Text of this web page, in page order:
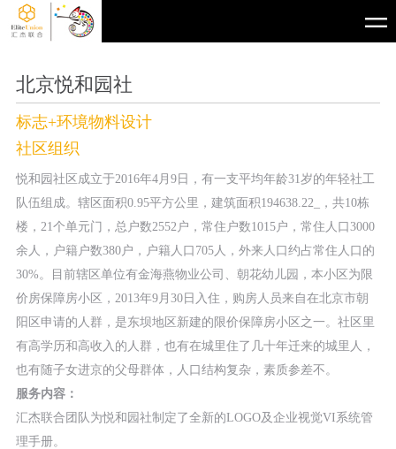
北京悦和园社
标志+环境物料设计
社区组织
悦和园社区成立于2016年4月9日，有一支平均年龄31岁的年轻社工
队伍组成。辖区面积0.95平方公里，建筑面积194638.22_，共10栋
楼，21个单元门，总户数2552户，常住户数1015户，常住人口3000
余人，户籍户数380户，户籍人口705人，外来人口约占常住人口的
30%。目前辖区单位有金海燕物业公司、朝花幼儿园，本小区为限
价房保障房小区，2013年9月30日入住，购房人员来自在北京市朝
阳区申请的人群，是东坝地区新建的限价保障房小区之一。社区里
有高学历和高收入的人群，也有在城里住了几十年迁来的城里人，
也有随子女进京的父母群体，人口结构复杂，素质参差不。
服务内容：
汇杰联合团队为悦和园社制定了全新的LOGO及企业视觉VI系统管
理手册。